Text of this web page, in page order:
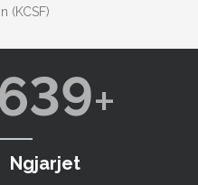
(KCSF)
Ngjarjet